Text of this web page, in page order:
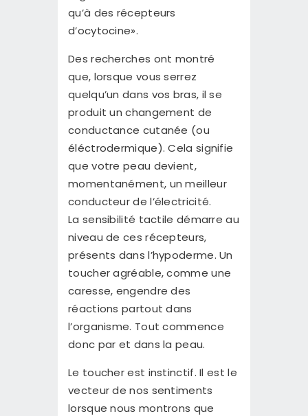
qu’à des récepteurs
d’ocytocine».
Des recherches ont montré
que, lorsque vous serrez
quelqu’un dans vos bras, il se
produit un changement de
conductance cutanée (ou
éléctrodermique). Cela signifie
que votre peau devient,
momentanément, un meilleur
conducteur de l’électricité.
La sensibilité tactile démarre au
niveau de ces récepteurs,
présents dans l’hypoderme. Un
toucher agréable, comme une
caresse, engendre des
réactions partout dans
l’organisme. Tout commence
donc par et dans la peau.
Le toucher est instinctif. Il est le
vecteur de nos sentiments
lorsque nous montrons que